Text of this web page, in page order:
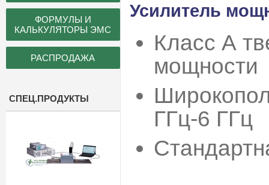
ФОРМУЛЫ И
КАЛЬКУЛЯТОРЫ ЭМС
РАСПРОДАЖА
СПЕЦ.ПРОДУКТЫ
Усилитель
Класс А
мощности
ГГц-6 ГГц